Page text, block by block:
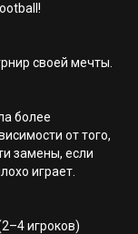
своей мечты.
более
от того,
замены, если
играет.
игроков)